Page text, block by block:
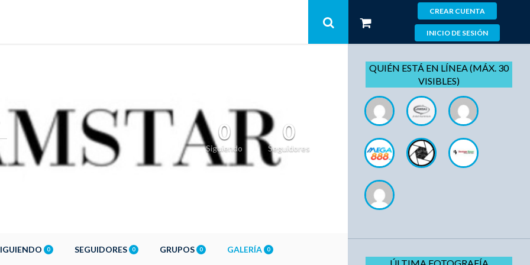
CREAR CUENTA
INICIO DE SESIÓN
0
Siguiendo
0
Seguidores
0 SEGUIDORES 0 GRUPOS 0 GALERÍA 0
QUIÉN ESTÁ EN LÍNEA (MÁX. 30
VISIBLES)